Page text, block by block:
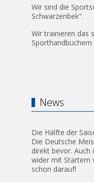
Wir sind die
Schwarzenbek".
Wir trainieren das
Sporthandbüchern
News
Die Hälfte der
Die Deutsche
direkt bevor. Auch
wider mit Startern
schon darauf!